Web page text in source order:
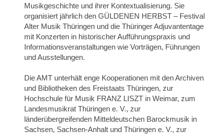
Musikgeschichte und ihrer Kontextualisierung. Sie
organisiert jährlich den GÜLDENEN HERBST – Festival
Alter Musik Thüringen und die Thüringer Adjuvantentage
mit Konzerten in historischer Aufführungspraxis und
Informationsveranstaltungen wie Vorträgen, Führungen
und Ausstellungen.
Die AMT unterhält enge Kooperationen mit den Archiven
und Bibliotheken des Freistaats Thüringen, zur
Hochschule für Musik FRANZ LISZT in Weimar, zum
Landesmusikrat Thüringen e. V., zur
länderübergreifenden Mitteldeutschen Barockmusik in
Sachsen, Sachsen-Anhalt und Thüringen e. V., zur